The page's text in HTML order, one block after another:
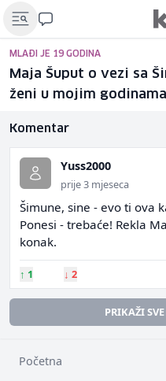
MLAĐI JE 19 GODINA
Maja Šuput o vezi sa
ženi u mojim
Komentar
Yuss2000
prije 3 mjeseca
Šimune, sine - evo ti ova
Ponesi - trebaće! Rekla
konak.
↑ 1 ↓ 2
PRIKAŽI
Početna